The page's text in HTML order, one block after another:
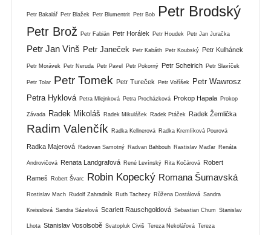
Petr Bakalář Petr Blažek Petr Blumentrit Petr Bob Petr Brodský
Petr Brož Petr Fabián Petr Horálek Petr Houdek Petr Jan Juračka
Petr Jan Vinš Petr Janeček Petr Kabáth Petr Koubský Petr Kulhánek
Petr Morávek Petr Neruda Petr Pavel Petr Pokorný Petr Scheirich Petr Slavíček
Petr Tolar Petr Tomek Petr Tureček Petr Voříšek
Petr Wawrosz
Petra Hyklová Petra Mlejnková Petra Procházková Prokop Hapala Prokop
Závada Radek Mikoláš Radek Mikulášek Radek Ptáček Radek Žemlička
Radim Valenčík Radka Kellnerová Radka Kremlíková Pourová
Radka Majerová Radovan Samotný Radvan Bahbouh Rastislav Maďar Renáta
Androvičová Renata Landgrafová René Levínský Rita Kočárová Robert
Rameš Robert Švarc Robin Kopecký Romana Šumavská
Rostislav Mach Rudolf Zahradník Ruth Tachezy Růžena Dostálová Sandra
Kreisslová Sandra Sázelová Scarlett Rauschgoldová Sebastian Chum Stanislav
Lhota Stanislav Vosolsobě Svatopluk Civiš Tereza Nekolářová Tereza